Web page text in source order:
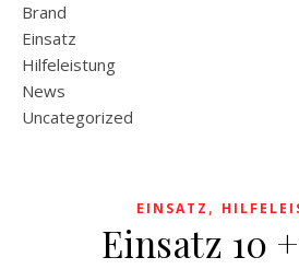
Brand
Einsatz
Hilfeleistung
News
Uncategorized
EINSATZ ,
Einsatz 10